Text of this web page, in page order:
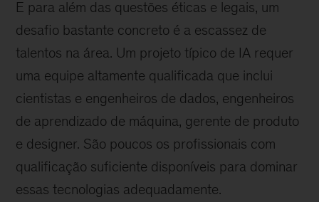
E para além das questões éticas e legais, um
desafio bastante concreto é a escassez de
talentos na área. Um projeto típico de IA requer
uma equipe altamente qualificada que inclui
cientistas e engenheiros de dados, engenheiros
de aprendizado de máquina, gerente de produto
e designer. São poucos os profissionais com
qualificação suficiente disponíveis para dominar
essas tecnologias adequadamente.